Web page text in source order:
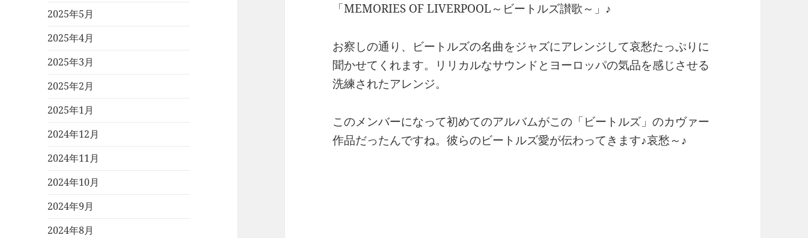
2025年5月
2025年4月
2025年3月
2025年2月
2025年1月
2024年12月
2024年11月
2024年10月
2024年9月
2024年8月
「MEMORIES OF LIVERPOOL～ビートルズ讃歌～」♪
お察しの通り、ビートルズの名曲をジャズにアレンジして哀愁たっぷりに
聞かせてくれます。リリカルなサウンドとヨーロッパの気品を感じさせる
洗練されたアレンジ。
このメンバーになって初めてのアルバムがこの「ビートルズ」のカヴァー
作品だったんですね。彼らのビートルズ愛が伝わってきます♪哀愁～♪